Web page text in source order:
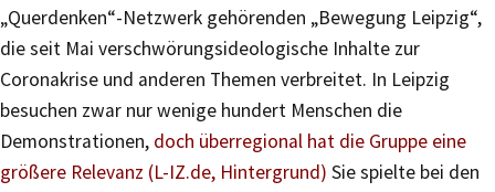
„Querdenken“-Netzwerk gehörenden „Bewegung Leipzig“,
die seit Mai verschwörungsideologische Inhalte zur
Coronakrise und anderen Themen verbreitet. In Leipzig
besuchen zwar nur wenige hundert Menschen die
Demonstrationen, doch überregional hat die Gruppe eine
größere Relevanz (L-IZ.de, Hintergrund) Sie spielte bei den